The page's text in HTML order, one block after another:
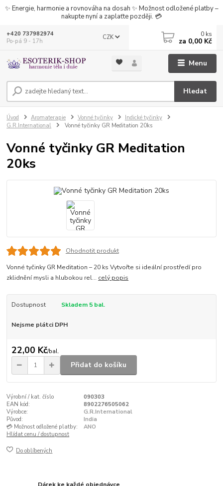
✨ Energie, harmonie a rovnováha na dosah ✨ Možnost odložené platby –
nakupte nyní a zaplaťte později. 💳
Menu
CZK
Hledat
+420 737982974
Po-pá 9 - 17h
0 ks
za 0,00 Kč
Úvod Aromaterapie Vonné tyčinky
Indické tyčinky
G.R.International
Vonné tyčinky GR Meditation 20ks
Vonné tyčinky GR Meditation
20ks
Ohodnotit produkt
Vonné tyčinky GR Meditation – 20 ks Vytvořte si ideální prostředí pro
zklidnění mysli a hlubokou rel... celý popis
Dostupnost Skladem 5 bal.
Nejsme plátci DPH
22,00 Kč/bal.
Přidat do košíku
Výrobní / kat. číslo
090303
EAN kód:
8902276505062
Výrobce:
G.R.International
Původ:
India
💳 Možnost odložené platby:
ANO
Hlídat cenu / dostupnost
Do oblíbených